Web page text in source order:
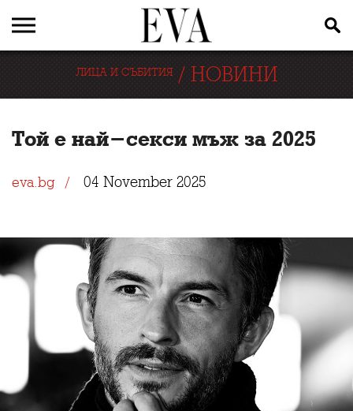
ЛИЦА И СЪБИТИЯ/ НОВИНИ
Той е най-секси мъж за 2025
eva.bg 04 November 2025